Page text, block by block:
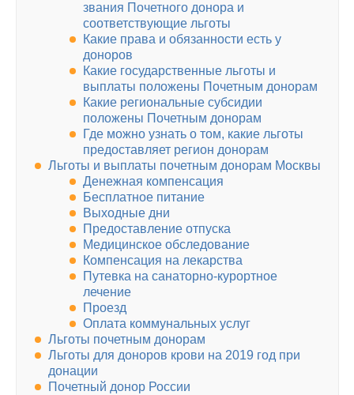
звания Почетного донора и
соответствующие льготы
Какие права и обязанности есть у
доноров
Какие государственные льготы и
выплаты положены Почетным донорам
Какие региональные субсидии
положены Почетным донорам
Где можно узнать о том, какие льготы
предоставляет регион донорам
Льготы и выплаты почетным донорам Москвы
Денежная компенсация
Бесплатное питание
Выходные дни
Предоставление отпуска
Медицинское обследование
Компенсация на лекарства
Путевка на санаторно-курортное
лечение
Проезд
Оплата коммунальных услуг
Льготы почетным донорам
Льготы для доноров крови на 2019 год при
донации
Почетный донор России